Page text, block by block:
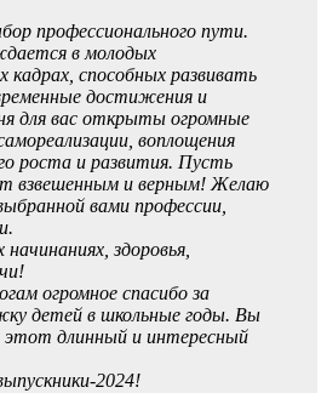
профессионального пути.
в молодых
кадрах, способных развивать
достижения и
для вас открыты огромные
воплощения
роста и развития. Пусть
взвешенным и верным! Желаю
вами профессии,
начинаниях, здоровья,
огромное спасибо за
детей в школьные годы. Вы
этот длинный и интересный
2024!